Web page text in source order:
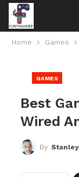
Home Games
GAMES
Best
Wired
By